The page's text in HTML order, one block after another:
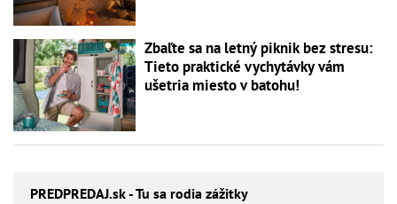
Zbaľte sa na letný piknik bez stresu:
Tieto praktické vychytávky vám
ušetria miesto v batohu!
PREDPREDAJ.sk - Tu sa rodia zážitky